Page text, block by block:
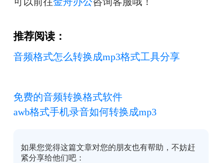
推荐阅读：
音频格式怎么转换成mp3格式工具分享
免费的音频转换格式软件
awb格式手机录音如何转换成mp3
如果您觉得这篇文章对您的朋友也有帮助，不妨赶
紧分享给他们吧：